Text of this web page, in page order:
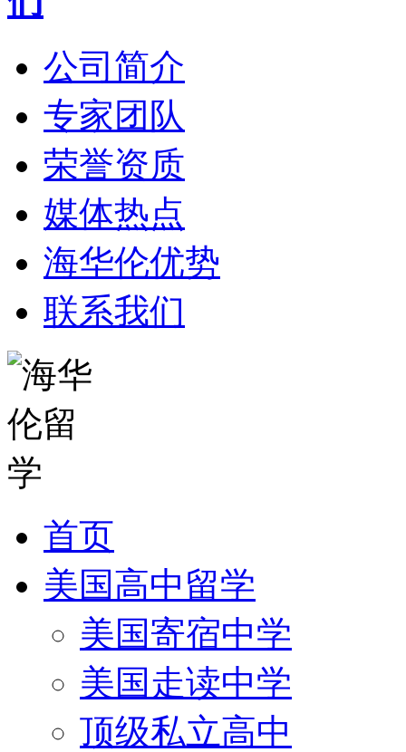
公司简介
专家团队
荣誉资质
媒体热点
海华伦优势
联系我们
首页
美国高中留学
美国寄宿中学
美国走读中学
顶级私立高中